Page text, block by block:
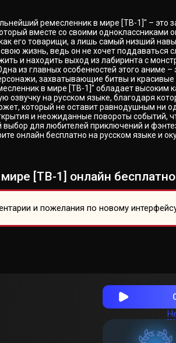
ремесленник в мире [ТВ-1]" – это
вместе со своими одноклассниками
его товарищи, а лишь самый низший
жизнь, ведь он не хочет поддаваться
и находить выход из лабиринта с
из главных особенностей этого аниме
захватывающие битвы и
в мире [ТВ-1]" обладает высоким
на русском языке, благодаря
который не оставит равнодушным ни
и неожиданные повороты событий,
для любителей приключений и
онлайн бесплатно на русском языке и
[ТВ-1] онлайн
и пожелания по новому